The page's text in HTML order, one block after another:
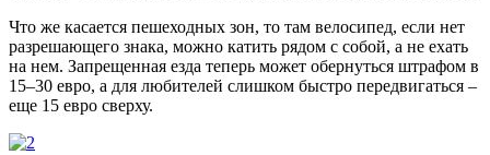
Что же касается пешеходных зон, то там велосипед, если нет
разрешающего знака, можно катить рядом с собой, а не ехать
на нем. Запрещенная езда теперь может обернуться штрафом в
15–30 евро, а для любителей слишком быстро передвигаться –
еще 15 евро сверху.